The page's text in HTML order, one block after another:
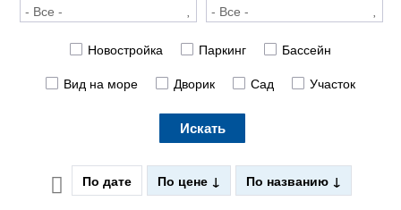
Новостройка Паркинг
Бассейн
Вид на море
Дворик Сад Участок
Искать
По дате По цене По названию